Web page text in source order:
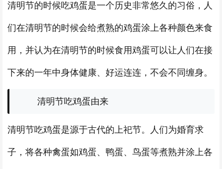
清明节的时候吃鸡蛋是一个历史非常悠久的习俗，人
们在清明节的时候会给煮熟的鸡蛋涂上各种颜色来食
用，并认为在清明节的时候食用鸡蛋可以让人们在接
下来的一年中身体健康、好运连连，不会不同缠身。
清明节吃鸡蛋由来
清明节吃鸡蛋是源于古代的上祀节。人们为婚育求
子，将各种禽蛋如鸡蛋、鸭蛋、鸟蛋等煮熟并涂上各